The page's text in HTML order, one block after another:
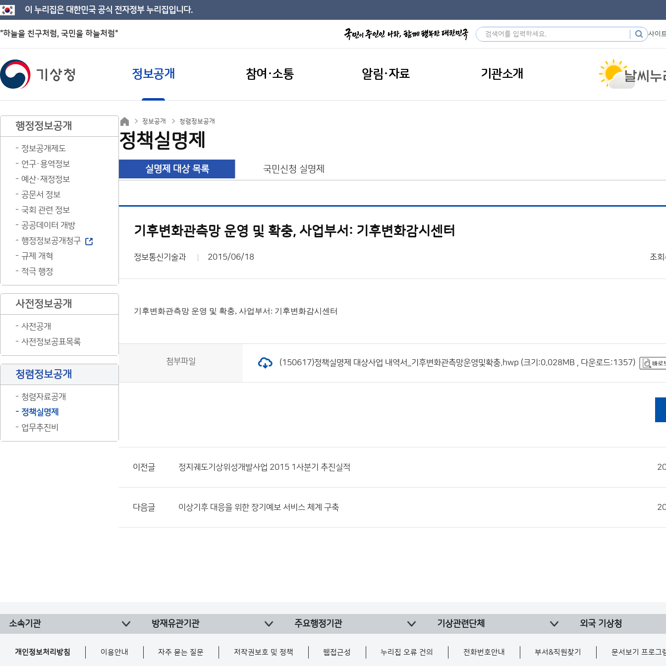
이 누리집은 대한민국 공식 전자정부 누리집입니다.
"하늘을 친구처럼, 국민을 하늘처럼" 사이
정보공개 참여·소통 알림·자료 기관소개
행정정보공개
정보공개제도
연구·용역정보
예산·재정정보
공문서 정보
국회 관련 정보
공공데이터 개방
행정정보공개청구
규제 개혁
적극 행정
사전정보공개
사전공개
사전정보공표목록
청렴정보공개
청렴자료공개
정책실명제
업무추진비
정보공개 청렴정보공개
정책실명제
실명제 대상 목록 국민신청 실명제
기후변화관측망 운영 및 확충, 사업부서: 기후변화감시센터
정보통신기술과 2015/06/18 조회
기후변화관측망 운영 및 확충, 사업부서: 기후변화감시센터
첨부파일 (150617)정책실명제 대상사업 내역서_기후변화관측망운영및확충.hwp (크기:0.028MB , 다운로드:1357)
이전글 정지궤도기상위성개발사업 2015 1사분기 추진실적
다음글 이상기후 대응을 위한 장기예보 서비스 체계 구축
소속기관 방재유관기관 주요행정기관 기상관련단체 외국 기상청
개인정보처리방침 이용안내 자주 묻는 질문 저작권보호 및 정책 웹접근성 누리집 오류 건의 전화번호안내 부서&직원찾기 문서보기 프로그